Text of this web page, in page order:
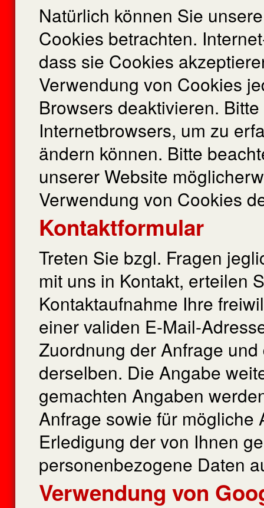
Natürlich können Sie
Cookies betrachten.
dass sie Cookies
Verwendung von Cookies
Browsers deaktivieren.
Internetbrowsers, um zu
ändern können. Bitte
unserer Website
Verwendung von Cookies
Kontaktformular
Treten Sie bzgl. Fragen
mit uns in Kontakt, erteilen
Kontaktaufnahme Ihre
einer validen E-Mail-
Zuordnung der Anfrage
derselben. Die Angabe
gemachten Angaben
Anfrage sowie für
Erledigung der von Ihnen
personenbezogene Daten
Verwendung von